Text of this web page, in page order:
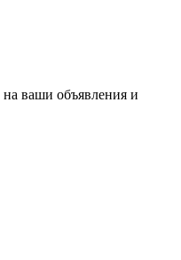
ваши объявления и